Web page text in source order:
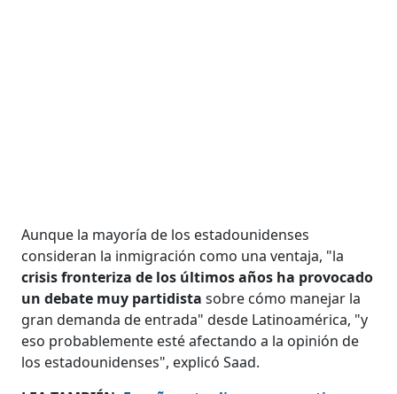
Aunque la mayoría de los estadounidenses
consideran la inmigración como una ventaja, "la
crisis fronteriza de los últimos años ha provocado
un debate muy partidistasobre cómo manejar la
gran demanda de entrada" desde Latinoamérica, "y
eso probablemente esté afectando a la opinión de
los estadounidenses", explicó Saad.